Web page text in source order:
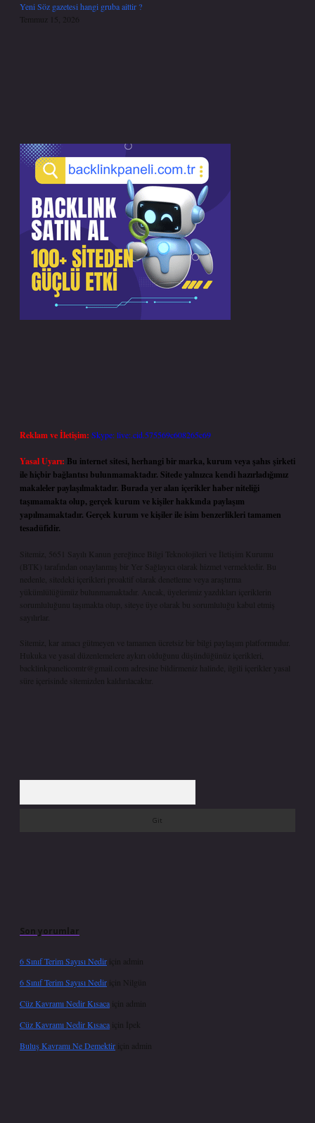
Yeni Söz gazetesi hangi gruba aittir ?
Temmuz 15, 2026
Reklam ve İletişim: Skype: live:.cid.575569c608265c69
Yasal Uyarı: Bu internet sitesi, herhangi bir marka, kurum veya şahıs şirketi
ile hiçbir bağlantısı bulunmamaktadır. Sitede yalnızca kendi hazırladığımız
makaleler paylaşılmaktadır. Burada yer alan içerikler haber niteliği
taşımamakta olup, gerçek kurum ve kişiler hakkında paylaşım
yapılmamaktadır. Gerçek kurum ve kişiler ile isim benzerlikleri tamamen
tesadüfidir.
Sitemiz, 5651 Sayılı Kanun gereğince Bilgi Teknolojileri ve İletişim Kurumu
(BTK) tarafından onaylanmış bir Yer Sağlayıcı olarak hizmet vermektedir. Bu
nedenle, sitedeki içerikleri proaktif olarak denetleme veya araştırma
yükümlülüğümüz bulunmamaktadır. Ancak, üyelerimiz yazdıkları içeriklerin
sorumluluğunu taşımakta olup, siteye üye olarak bu sorumluluğu kabul etmiş
sayılırlar.
Sitemiz, kar amacı gütmeyen ve tamamen ücretsiz bir bilgi paylaşım platformudur.
Hukuka ve yasal düzenlemelere aykırı olduğunu düşündüğünüz içerikleri,
backlinkpanelicomtr@gmail.com
adresine bildirmeniz halinde, ilgili içerikler yasal
süre içerisinde sitemizden kaldırılacaktır.
Son yorumlar
6 Sınıf Terim Sayısı Nedir için
admin
6 Sınıf Terim Sayısı Nedir için Nilgün
Cüz Kavramı Nedir Kısaca için
admin
Cüz Kavramı Nedir Kısaca için İpek
Buluş Kavramı Ne Demektir için admin